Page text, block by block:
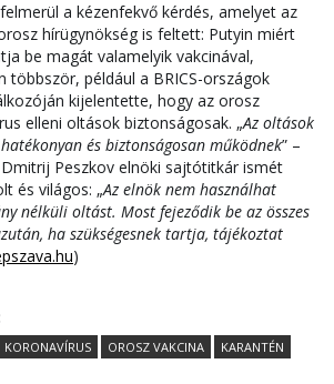
a kézenfekvő kérdés, amelyet az
hírügynökség is feltett: Putyin miért
be magát valamelyik vakcinával,
többször, például a BRICS-országok
kijelentette, hogy az orosz
elleni oltások biztonságosak. „Az oltások
és biztonságosan működnek” –
Peszkov elnöki sajtótitkár ismét
és világos: „Az elnök nem használhat
nélküli oltást. Most fejeződik be az összes
ha szükségesnek tartja, tájékoztat
)
KORONAVÍRUS OROSZ VAKCINA KARANTÉN